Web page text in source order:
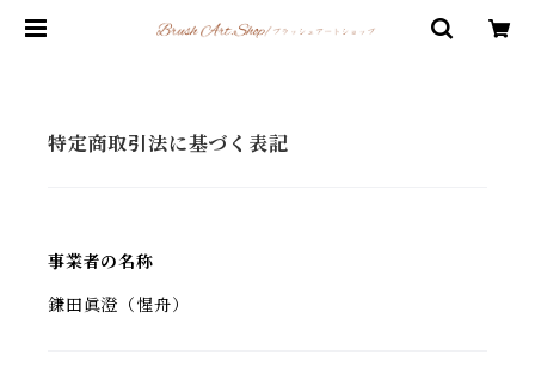
特定商取引法に基づく表記
事業者の名称
鎌田眞澄（惺舟）